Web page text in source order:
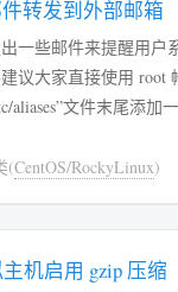
转发到外部邮箱
一些邮件来提醒用
议大家直接使用
添加一行（前两行是注释不算数
(CentOS/RockyLinux)
主机启用 gzip 压缩